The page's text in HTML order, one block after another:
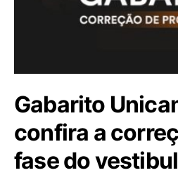
Gabarito
confira a
fase do